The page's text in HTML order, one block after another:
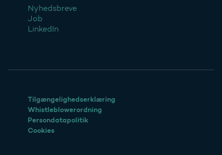
Nyhedsbreve
Job
LinkedIn
Tilgængelighedserklæring
Whistleblowerordning
Persondatapolitik
Cookies